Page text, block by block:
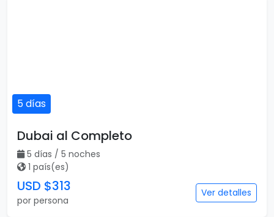
5 días
Dubai al Completo
5 días / 5 noches
1 país(es)
USD $313
por persona
Ver detalles